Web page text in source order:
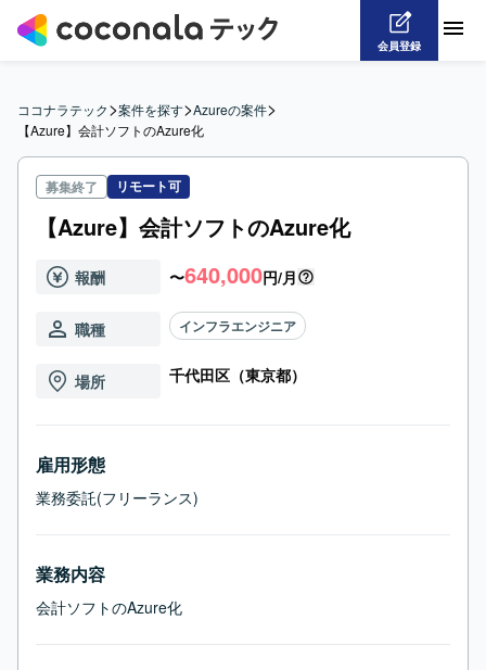
会員登録
ココナラテック>案件を探す>Azureの案件>
【Azure】会計ソフトのAzure化
募集終了 リモート可
【Azure】会計ソフトのAzure化
報酬 〜640,000円/月
職種 インフラエンジニア
場所 千代田区（東京都）
雇用形態
業務委託(フリーランス)
業務内容
会計ソフトのAzure化